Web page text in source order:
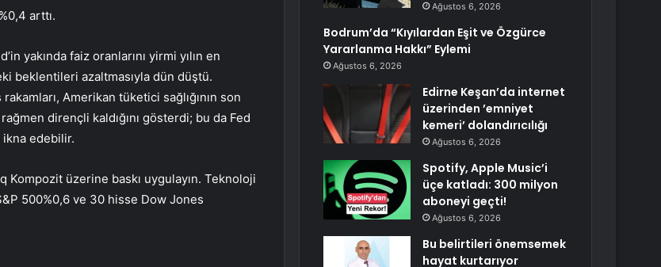
%0,4 arttı.
yakında faiz oranlarını yirmi yılın en
beklentileri azaltmasıyla dün düştü.
Amerikan tüketici sağlığının son
dirençli kaldığını gösterdi; bu da Fed
ikna edebilir.
Kompozit üzerine baskı uygulayın. Teknoloji
500%0,6 ve 30 hisse Dow Jones
Ağustos 6, 2026
Bodrum’da “Kıyılardan Eşit ve Özgürce
Yararlanma Hakkı” Eylemi
Ağustos 6, 2026
Edirne Keşan’da internet
üzerinden ’emniyet
kemeri’ dolandırıcılığı
Ağustos 6, 2026
Spotify, Apple Music’i
üçe katladı: 300 milyon
aboneyi geçti!
Ağustos 6, 2026
Bu belirtileri önemsemek
hayat kurtarıyor